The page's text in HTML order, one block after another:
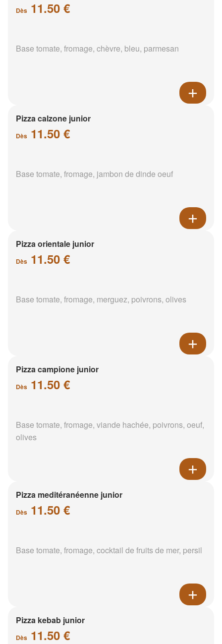
Dès 11.50 €
Base tomate, fromage, chèvre, bleu, parmesan
Pizza calzone junior
Dès 11.50 €
Base tomate, fromage, jambon de dinde oeuf
Pizza orientale junior
Dès 11.50 €
Base tomate, fromage, merguez, poivrons, olives
Pizza campione junior
Dès 11.50 €
Base tomate, fromage, viande hachée, poivrons, oeuf,
olives
Pizza meditéranéenne junior
Dès 11.50 €
Base tomate, fromage, cocktail de fruits de mer, persil
Pizza kebab junior
Dès 11.50 €